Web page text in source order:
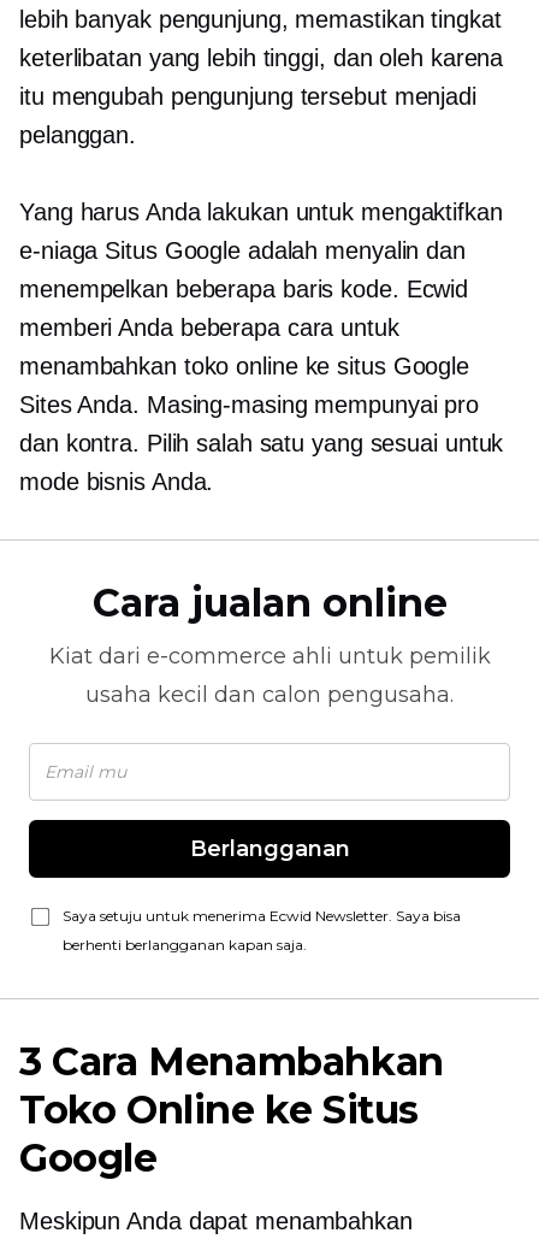
lebih banyak pengunjung, memastikan tingkat
keterlibatan yang lebih tinggi, dan oleh karena
itu mengubah pengunjung tersebut menjadi
pelanggan.
Yang harus Anda lakukan untuk mengaktifkan
e-niaga Situs Google adalah menyalin dan
menempelkan beberapa baris kode. Ecwid
memberi Anda beberapa cara untuk
menambahkan toko online ke situs Google
Sites Anda. Masing-masing mempunyai pro
dan kontra. Pilih salah satu yang sesuai untuk
mode bisnis Anda.
Cara jualan online
Kiat dari e-commerce ahli untuk pemilik
usaha kecil dan calon pengusaha.
Berlangganan
Saya setuju untuk menerima Ecwid Newsletter. Saya bisa
berhenti berlangganan kapan saja.
3 Cara Menambahkan
Toko Online ke Situs
Google
Meskipun Anda dapat menambahkan